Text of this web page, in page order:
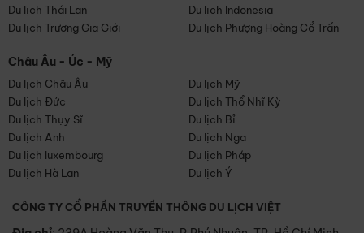
Du lịch Thái Lan
Du lịch Indonesia
Du lịch Trương Gia Giới
Du lịch Phượng Hoàng Cổ Trấn
Châu Âu - Úc - Mỹ
Du lịch Châu Âu
Du lịch Mỹ
Du lịch Đức
Du lịch Thổ Nhĩ Kỳ
Du lịch Thụy Sĩ
Du lịch Bỉ
Du lịch Anh
Du lịch Nga
Du lịch luxembourg
Du lịch Pháp
Du lịch Hà Lan
Du lịch Ý
CÔNG TY CỔ PHẦN TRUYỀN THÔNG DU LỊCH VIỆT